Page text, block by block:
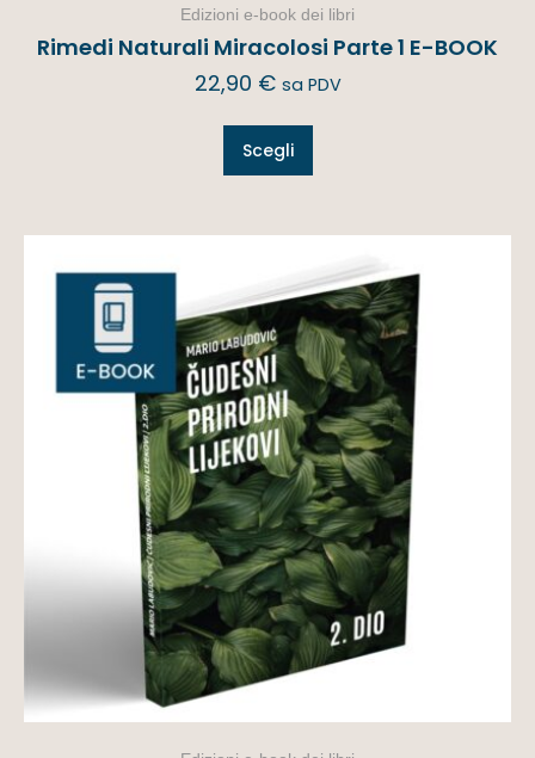
Edizioni e-book dei libri
Rimedi Naturali Miracolosi Parte 1 E-BOOK
22,90 € sa PDV
Scegli